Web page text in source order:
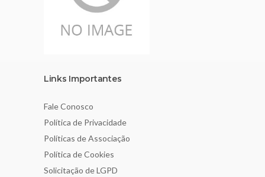
Links Importantes
Fale Conosco
Política de Privacidade
Políticas de Associação
Política de Cookies
Solicitação de LGPD